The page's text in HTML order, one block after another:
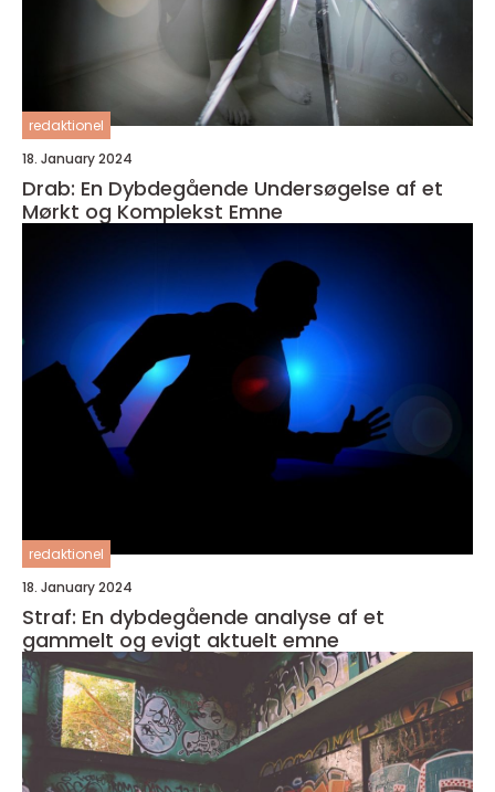
redaktionel
18. January 2024
Drab: En Dybdegående Undersøgelse af et
Mørkt og Komplekst Emne
redaktionel
18. January 2024
Straf: En dybdegående analyse af et
gammelt og evigt aktuelt emne